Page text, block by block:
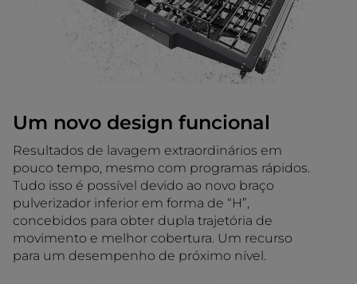
Um novo design funcional
Resultados de lavagem extraordinários em
pouco tempo, mesmo com programas rápidos.
Tudo isso é possível devido ao novo braço
pulverizador inferior em forma de “H”,
concebidos para obter dupla trajetória de
movimento e melhor cobertura. Um recurso
para um desempenho de próximo nível.